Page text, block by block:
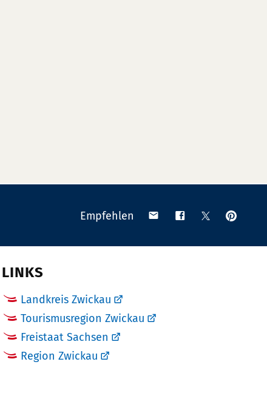
Empfehlen
Teilen Teilen Teilen
LINKS
Landkreis Zwickau
Tourismusregion Zwickau
Freistaat Sachsen
Region Zwickau